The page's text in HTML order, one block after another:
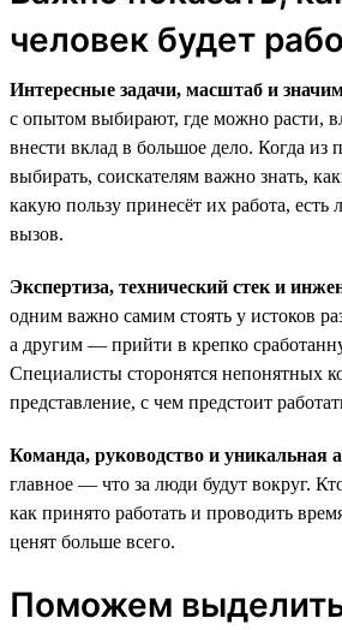
человек будет
Интересные задачи, масштаб и
с опытом выбирают, где можно расти,
внести вклад в большое дело. Когда
выбирать, соискателям важно знать,
какую пользу принесёт их работа, есть
вызов.
Экспертиза, технический стек и
одним важно самим стоять у истоков
а другим — прийти в крепко
Специалисты сторонятся непонятных
представление, с чем предстоит
Команда, руководство и уникальная
главное — что за люди будут вокруг.
как принято работать и проводить
ценят больше всего.
Поможем